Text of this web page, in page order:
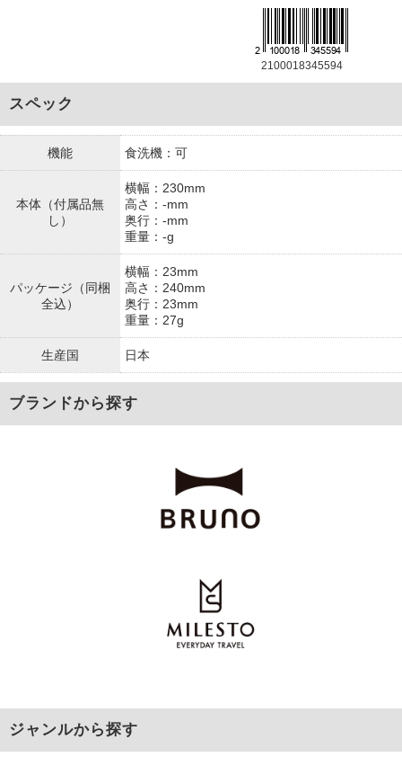
2100018345594
スペック
機能 食洗機：可
本体（付属品無
し）
横幅：230mm
高さ：-mm
奥行：-mm
重量：-g
パッケージ（同梱
全込）
横幅：23mm
高さ：240mm
奥行：23mm
重量：27g
生産国 日本
ブランドから探す
ジャンルから探す